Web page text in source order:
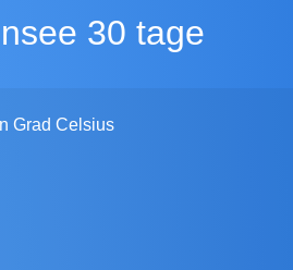
30 tage
Grad Celsius